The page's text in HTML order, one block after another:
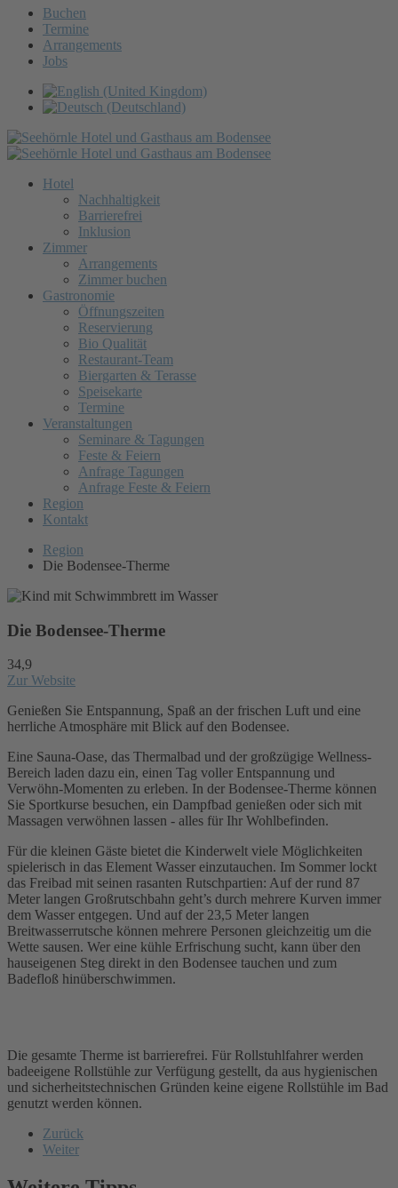
Buchen
Termine
Arrangements
Jobs
Hotel
Nachhaltigkeit
Barrierefrei
Inklusion
Zimmer
Arrangements
Zimmer buchen
Gastronomie
Öffnungszeiten
Reservierung
Bio Qualität
Restaurant-Team
Biergarten & Terasse
Speisekarte
Termine
Veranstaltungen
Seminare & Tagungen
Feste & Feiern
Anfrage Tagungen
Anfrage Feste & Feiern
Region
Kontakt
Region
Die Bodensee-Therme
Die Bodensee-Therme
34,9
Zur Website
Genießen Sie Entspannung, Spaß an der frischen Luft und eine
herrliche Atmosphäre mit Blick auf den Bodensee.
Eine Sauna-Oase, das Thermalbad und der großzügige Wellness-
Bereich laden dazu ein, einen Tag voller Entspannung und
Verwöhn-Momenten zu erleben. In der Bodensee-Therme können
Sie Sportkurse besuchen, ein Dampfbad genießen oder sich mit
Massagen verwöhnen lassen - alles für Ihr Wohlbefinden.
Für die kleinen Gäste bietet die Kinderwelt viele Möglichkeiten
spielerisch in das Element Wasser einzutauchen. Im Sommer lockt
das Freibad mit seinen rasanten Rutschpartien: Auf der rund 87
Meter langen Großrutschbahn geht’s durch mehrere Kurven immer
dem Wasser entgegen. Und auf der 23,5 Meter langen
Breitwasserrutsche können mehrere Personen gleichzeitig um die
Wette sausen. Wer eine kühle Erfrischung sucht, kann über den
hauseigenen Steg direkt in den Bodensee tauchen und zum
Badefloß hinüberschwimmen.
Die gesamte Therme ist barrierefrei. Für Rollstuhlfahrer werden
badeeigene Rollstühle zur Verfügung gestellt, da aus hygienischen
und sicherheitstechnischen Gründen keine eigene Rollstühle im Bad
genutzt werden können.
Zurück
Weiter